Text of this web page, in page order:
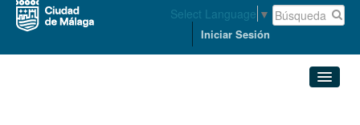
Select Language ▼
Iniciar Sesión